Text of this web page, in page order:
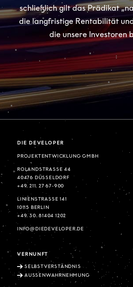
schließlich gilt das Prädikat
die langfristige Rentabilität
die unsere Investoren
DIE DEVELOPER
PROJEKTENTWICKLUNG GMBH
ROLANDSTRASSE 44
40476 DÜSSELDORF
+49. 211. 27 67-900
LINIENSTRASSE 141
10115 BERLIN
+49. 30. 81404 1202
INFO@DIEDEVELOPER.DE
VERNUNFT
SELBSTVERSTÄNDNIS
AUSSENWAHRNEHMUNG